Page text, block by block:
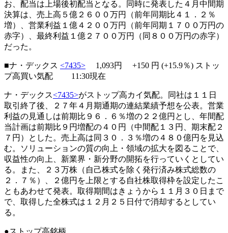
お、配当は上場後初配当となる。同時に発表した４月中間期
決算は、売上高５億２６００万円（前年同期比４１．２％
増）、営業利益１億４２００万円（前年同期１７００万円の
赤字）、最終利益１億２７００万円（同８００万円の赤字）
だった。
■ナ・デックス <7435> 1,093円 +150 円 (+15.9％) ストッ
プ高買い気配 11:30現在
ナ・デックス<7435>がストップ高カイ気配。同社は１１日
取引終了後、２７年４月期通期の連結業績予想を公表。営業
利益の見通しは前期比９６．６％増の２２億円とし、年間配
当計画は前期比９円増配の４０円（中間配１３円、期末配２
７円）とした。売上高は同３０．３％増の４８０億円を見込
む。ソリューションの質の向上・領域の拡大を図ることで、
収益性の向上、新業界・新分野の開拓を行っていくとしてい
る。また、２３万株（自己株式を除く発行済み株式総数の
２．７％）、２億円を上限とする自社株取得枠を設定したこ
ともあわせて発表。取得期間はきょうから１１月３０日まで
で、取得した全株式は１２月２５日付で消却するとしてい
る。
●ストップ高銘柄